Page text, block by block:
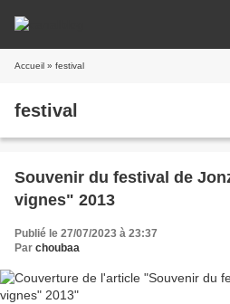
Accueil » festival
festival
Souvenir du festival de
vignes" 2013
Publié le 27/07/2023 à 23:37
Par choubaa